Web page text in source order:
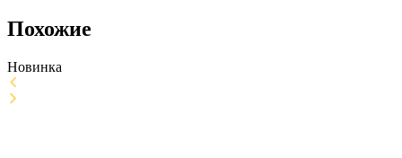
Похожие
Новинка